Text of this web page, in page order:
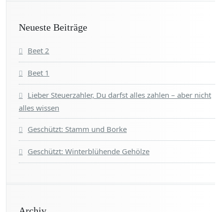
Neueste Beiträge
Beet 2
Beet 1
Lieber Steuerzahler, Du darfst alles zahlen – aber nicht
alles wissen
Geschützt: Stamm und Borke
Geschützt: Winterblühende Gehölze